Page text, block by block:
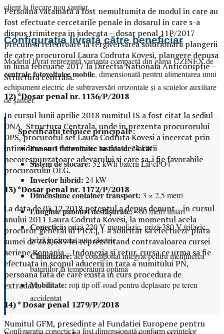
Persoana vatamata a fost nemultumita de modul in care au
fost efectuate cercetarile penale in dosarul in care s-a
dispus trimiterea in judecata – dosar penal 11P/2017
precum si referitoare la tergiversarea solutionarii plangerii
de catre procurorul Laura Codruta Kovesi, plangere depusa
in luna februarie 2017 la Directia Nationala Anticoruptie –
Structura centrala.
12) *Dosar penal nr. 1136/P/2018
In cursul lunii aprilie 2018 numitul IS a fost citat la sediul
DNA -Structura Centrala, unde in prezenta procurorului
DPS, procurorul sef Laura Codruta Kovesi a incercat prin
intimidare sa-I determine sa dea declaratii
necorespunzatoare adevarului si care sa-i fie favorabile
procurorului OLG.
13) *Dosar penal nr. 1172/P/2018
La data de 03.12.2018 petentul a depus denunt – in cursul
anului 2011 Laura Codruta Kovesi, la momentul acela
procuror general al PICC], i-a solicitat sa efectueze plata
sumei de 268,689 lei reprezentand contravaloarea cursei
aeriene Romania – Indonezia si retur, cursa ce urma sa fie
efectuata in scopul aducerii in tara a numitului PN,
persoana fata de care exista in curs procedura de
extradare.
14) * Dosar penal 1279/P/2018
Numitul GFM, presedinte al Fundatiei Europene pentru
client la fiecare nou șantier.
Configurația livrată către beneficiar
Modelul livrat reprezintă varianta compactă din gama UZINEX de
centrale fotovoltaice mobile, dimensionată pentru alimentarea unui
echipament electric de subtraversări orizontale și a sculelor auxiliare
de șantier.
Specificații tehnice principale:
Panouri fotovoltaice instalate:24 kW
Sistem de stocare:52 kWh baterii LiFePO4
Invertor hibrid: 24 kW
Dimensiune container transport: 3 × 2,5 metri
Lungime panouri desfășurate:~60 metri liniari
Conectică:priză 220 V monofazic, priză 380 V trifazic,
priză încărcare auto electric
Climatizare:aer condiționat integrat pentru menținerea
bateriilor la temperatură optimă
Mobilitate: roți tip off-road pentru deplasare pe teren
accidentat
Configurația conectică a fost dimensionată conform cerințelor